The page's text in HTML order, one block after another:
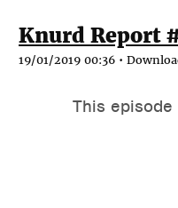
Knurd Report
19/01/2019 00:36 •